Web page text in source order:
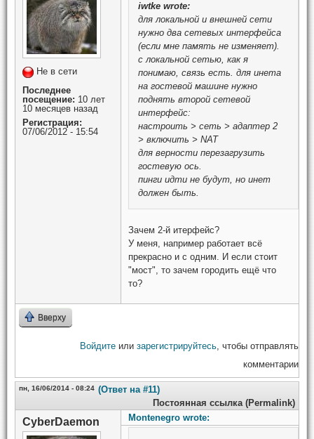
Не в сети
Последнее
посещение: 10 лет
10 месяцев назад
Регистрация:
07/06/2012 - 15:54
iwtke wrote:
для локальной и внешней сети
нужно два сетевых интерфейса
(если мне память не изменяет).
с локальной сетью, как я
понимаю, связь есть. для инета
на гостевой машине нужно
поднять второй сетевой
интерфейс:
настроить > сеть > адаптер 2
> включить > NAT
для верности перезагрузить
гостевую ось.
пинги идти не будут, но инет
должен быть.
Зачем 2-й итерфейс?
У меня, например работает всё
прекрасно и с одним. И если стоит
"мост", то зачем городить ещё что
то?
Вверху
Войдите или зарегистрируйтесь, чтобы отправлять
комментарии
пн, 16/06/2014 - 08:24 (Ответ на #11)
Постоянная ссылка (Permalink)
CyberDaemon Montenegro wrote: